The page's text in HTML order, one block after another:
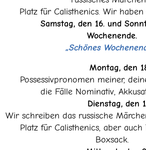
Platz für Calisthenics. Wir haben
Samstag, den 16. und
Wochenende.
„Schönes
Montag, den
Possessivpronomen meiner,
die Fälle Nominativ,
Dienstag, den
Wir schreiben das russische
Platz für Calisthenics, aber auch
Boxsack.